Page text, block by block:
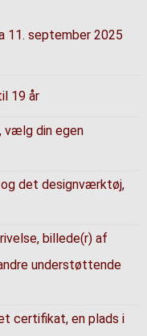
11. september 2025
19 år
vælg din egen
det designværktøj,
billede(r) af
understøttende
certifikat, en plads i